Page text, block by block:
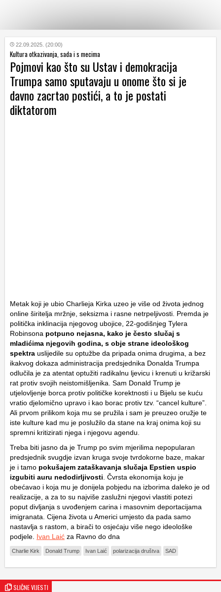
KATEGORIJE
HRVATSKI
WEB
22.09.2025. (20:00)
Kultura otkazivanja, sada i s mecima
Pojmovi kao što su Ustav i demokracija
Trumpa samo sputavaju u onome što si je
davno zacrtao postići, a to je postati
diktatorom
Metak koji je ubio Charlieja Kirka uzeo je više od života jednog
online širitelja mržnje, seksizma i rasne netrpeljivosti. Premda je
politička inklinacija njegovog ubojice, 22-godišnjeg Tylera
Robinsona potpuno nejasna, kako je često slučaj s
mladićima njegovih godina, s obje strane ideološkog
spektra uslijedile su optužbe da pripada onima drugima, a bez
ikakvog dokaza administracija predsjednika Donalda Trumpa
odlučila je za atentat optužiti radikalnu ljevicu i krenuti u križarski
rat protiv svojih neistomišljenika. Sam Donald Trump je
utjelovljenje borca protiv političke korektnosti i u Bijelu se kuću
vratio djelomično upravo i kao borac protiv tzv. “cancel kulture”.
Ali prvom prilikom koja mu se pružila i sam je preuzeo oružje te
iste kulture kad mu je poslužilo da stane na kraj onima koji su
spremni kritizirati njega i njegovu agendu.
Treba biti jasno da je Trump po svim mjerilima nepopularan
predsjednik svugdje izvan kruga svoje tvrdokorne baze, makar
je i tamo pokušajem zataškavanja slučaja Epstien uspio
izgubiti auru nedodirljivosti . Čvrsta ekonomija koju je
obećavao i koja mu je donijela pobjedu na izborima daleko je od
realizacije, a za to su najviše zaslužni njegovi vlastiti potezi
poput divljanja s uvođenjem carina i masovnim deportacijama
imigranata. Cijena života u Americi umjesto da pada samo
nastavlja s rastom, a birači to osjećaju više nego ideološke
podjele. Ivan Laić za Ravno do dna
Charlie Kirk Donald Trump Ivan Laić polarizacija društva SAD
SLIČNE VIJESTI